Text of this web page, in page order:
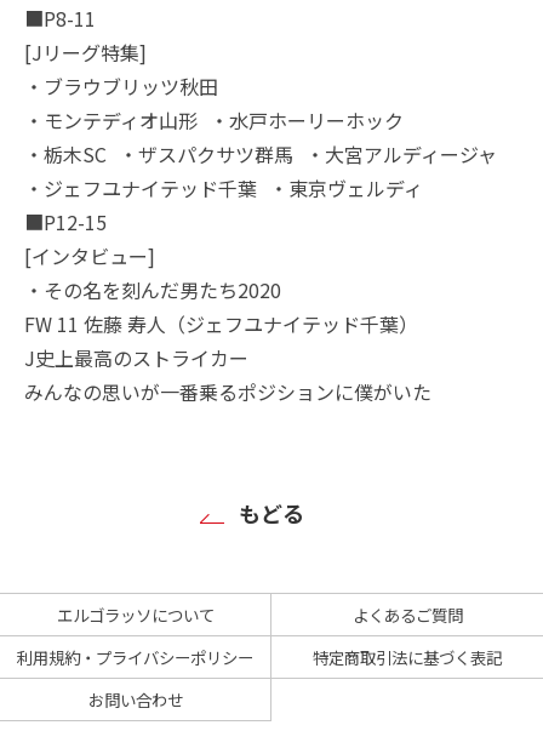
■P8-11
[Jリーグ特集]
・ブラウブリッツ秋田
・モンテディオ山形 ・水戸ホーリーホック
・栃木SC ・ザスパクサツ群馬 ・大宮アルディージャ
・ジェフユナイテッド千葉 ・東京ヴェルディ
■P12-15
[インタビュー]
・その名を刻んだ男たち2020
FW 11 佐藤 寿人（ジェフユナイテッド千葉）
J史上最高のストライカー
みんなの思いが一番乗るポジションに僕がいた
もどる
エルゴラッソについて
よくあるご質問
利用規約・プライバシーポリシー
特定商取引法に基づく表記
お問い合わせ